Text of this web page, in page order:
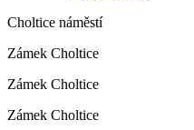
Choltice náměstí
Zámek Choltice
Zámek Choltice
Zámek Choltice